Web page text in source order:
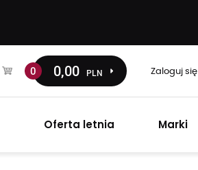
0 0,00 PLN Zaloguj się
Oferta letnia Marki